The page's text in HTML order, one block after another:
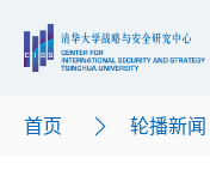
首页 轮播新闻